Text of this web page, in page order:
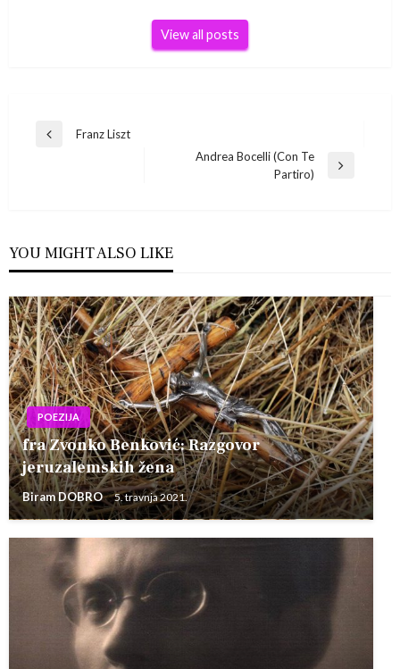
View all posts
Navigacija
Previous
Franz Liszt
Andrea Bocelli (Con Te
Partiro)
YOU MIGHT ALSO LIKE
POEZIJA
fra Zvonko Benković: Razgovor
jeruzalemskih žena
Biram DOBRO 5. travnja 2021.